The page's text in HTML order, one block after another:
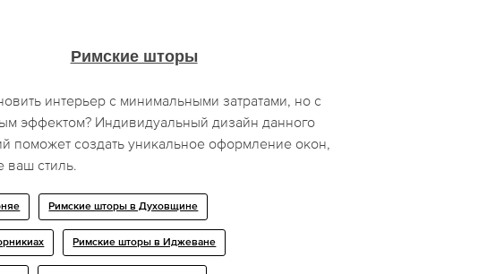
Римские шторы
интерьер с минимальными затратами, но с
эффектом? Индивидуальный дизайн данного
поможет создать уникальное оформление окон,
ваш стиль.
Римские шторы в Духовщине
Римские шторы в Иджеване